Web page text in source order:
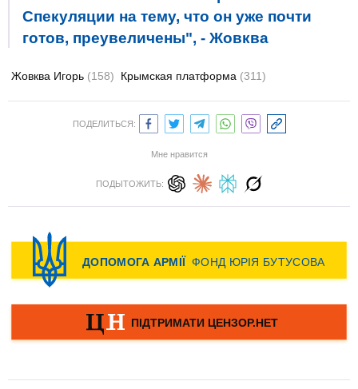
Спекуляции на тему, что он уже почти
готов, преувеличены", - Жовква
Жовква Игорь (158) Крымская платформа (311)
ПОДЕЛИТЬСЯ:
Мне нравится
ПОДЫТОЖИТЬ: